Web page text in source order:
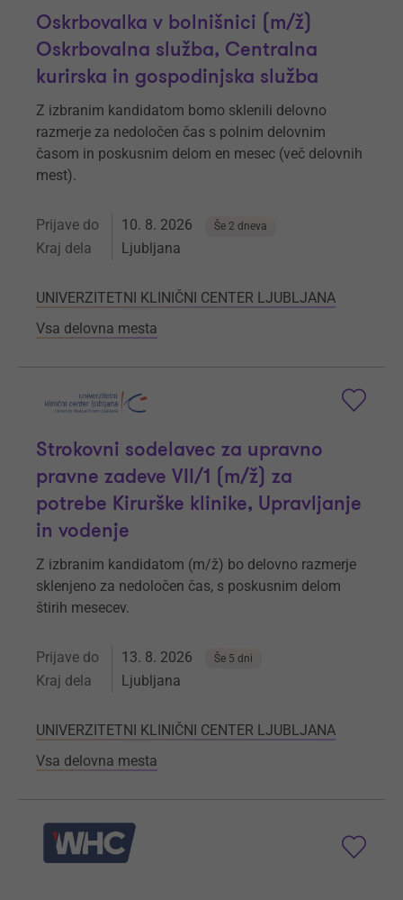
Oskrbovalka v bolnišnici (m/ž)
Oskrbovalna služba, Centralna
kurirska in gospodinjska služba
Z izbranim kandidatom bomo sklenili delovno
razmerje za nedoločen čas s polnim delovnim
časom in poskusnim delom en mesec (več delovnih
mest).
Prijave do 10. 8. 2026 Še 2 dneva
Kraj dela Ljubljana
UNIVERZITETNI KLINIČNI CENTER LJUBLJANA
Vsa delovna mesta
Strokovni sodelavec za upravno
pravne zadeve VII/1 (m/ž) za
potrebe Kirurške klinike, Upravljanje
in vodenje
Z izbranim kandidatom (m/ž) bo delovno razmerje
sklenjeno za nedoločen čas, s poskusnim delom
štirih mesecev.
Prijave do 13. 8. 2026 Še 5 dni
Kraj dela Ljubljana
UNIVERZITETNI KLINIČNI CENTER LJUBLJANA
Vsa delovna mesta